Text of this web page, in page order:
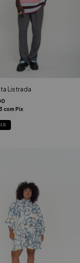
Listrada
com Pix